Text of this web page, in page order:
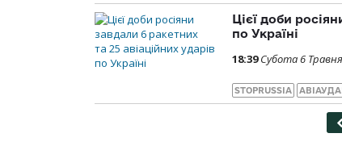
Цієї доби
по Україні
18:39 Субота 6
STOPRUSSIA